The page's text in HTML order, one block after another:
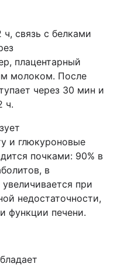
связь с белками
плацентарный
молоком. После
через 30 мин и
ч.
и глюкуроновые
почками: 90% в
в
при
недостаточности,
функции печени.